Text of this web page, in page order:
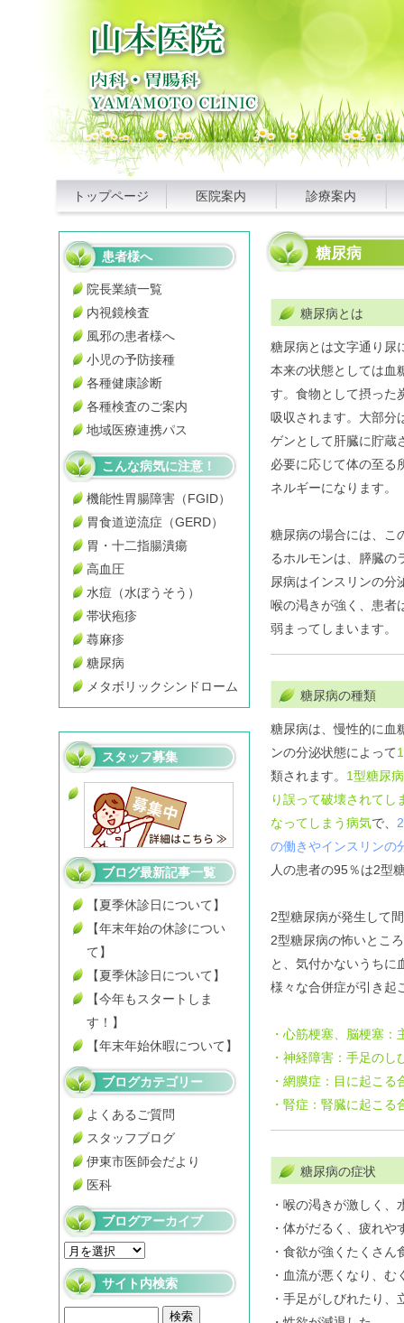
トップページ 医院案内 診療案内
糖尿病
糖尿病とは
糖尿病とは文字通り尿
本来の状態としては血
す。食物として摂った
吸収されます。大部分
ゲンとして肝臓に貯蔵
必要に応じて体の至る
ネルギーになります。
糖尿病の場合には、こ
るホルモンは、膵臓の
尿病はインスリンの分
喉の渇きが強く、患者
弱まってしまいます。
糖尿病の種類
糖尿病は、慢性的に血
ンの分泌状態によって
類されます。 1型糖尿
り誤って破壊されてし
なってしまう病気で、
の働きやインスリンの
人の患者の95％は2型
2型糖尿病が発生して
2型糖尿病の怖いとこ
と、気付かないうちに
様々な合併症が引き起
・心筋梗塞、脳梗塞
・神経障害：手足の
・網膜症：目に起こ
・腎症：腎臓に起こ
糖尿病の症状
・喉の渇きが激しく
・体がだるく、疲れ
・食欲が強くたくさ
・血流が悪くなり、む
・手足がしびれたり
患者様へ
院長業績一覧
内視鏡検査
風邪の患者様へ
小児の予防接種
各種健康診断
各種検査のご案内
地域医療連携パス
こんな病気に注意！
機能性胃腸障害（FGID）
胃食道逆流症（GERD）
胃・十二指腸潰瘍
高血圧
水痘（水ぼうそう）
帯状疱疹
蕁麻疹
糖尿病
メタボリックシンドローム
スタッフ募集
ブログ最新記事一覧
【夏季休診日について】
【年末年始の休診につい
て】
【夏季休診日について】
【今年もスタートしま
す！】
【年末年始休暇について】
ブログカテゴリー
よくあるご質問
スタッフブログ
伊東市医師会だより
医科
ブログアーカイブ
サイト内検索